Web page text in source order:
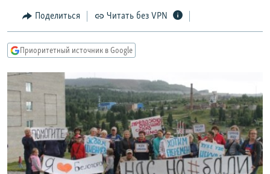
навигации
Вернутся
поиску
IDEL.РЕАЛИИ
СЕВЕР.РЕАЛИИ
СИБИРЬ.РЕАЛИИ
РАСПИСАНИЕ ВЕЩАНИЯ
ПОДПИШИТЕСЬ НА РАССЫЛКУ
СОЦИАЛЬНЫЕ СЕТИ
Поделиться Читать без VPN
Приоритетный источник в Google